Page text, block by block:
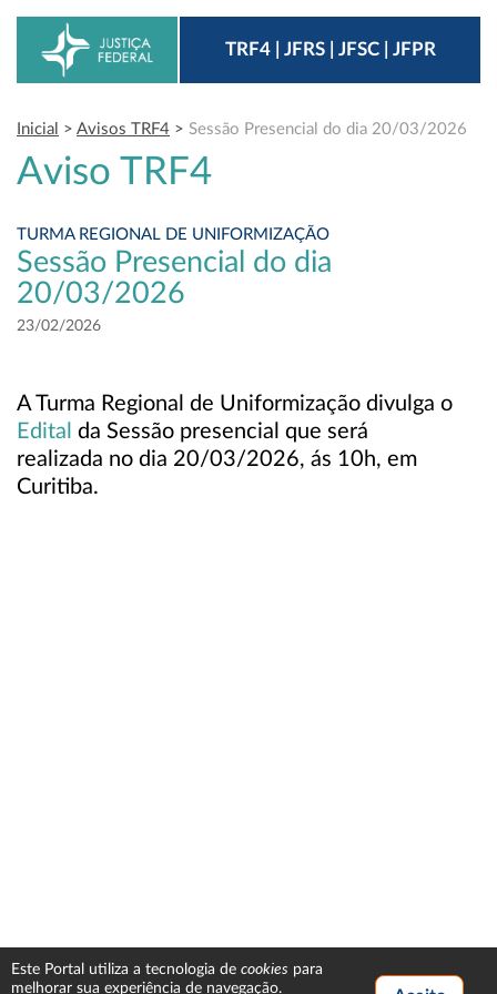
TRF4 | JFRS | JFSC | JFPR
Inicial > Avisos TRF4 > Sessão Presencial do dia 20/03/2026
Aviso TRF4
TURMA REGIONAL DE UNIFORMIZAÇÃO
Sessão Presencial do dia
20/03/2026
23/02/2026
A Turma Regional de Uniformização divulga o
Edital da Sessão presencial que será
realizada no dia 20/03/2026, ás 10h, em
Curitiba.
Este Portal utiliza a tecnologia de cookies para
melhorar sua experiência de navegação.